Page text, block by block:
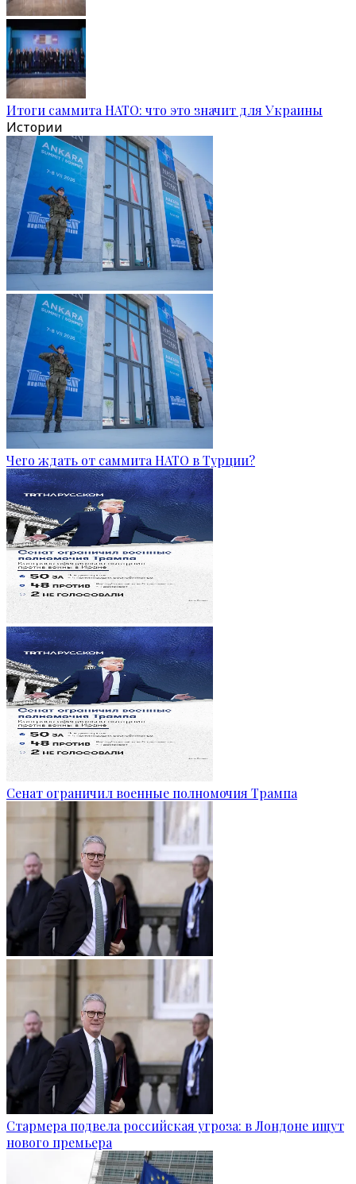
Итоги саммита НАТО: что это значит для Украины
Истории
Чего ждать от саммита НАТО в Турции?
Сенат ограничил военные полномочия Трампа
Стармера подвела российская угроза: в Лондоне ищут
нового премьера